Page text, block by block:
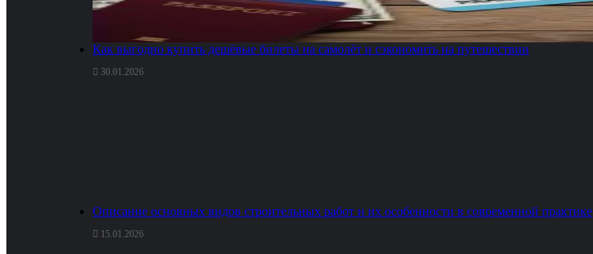
Как выгодно купить дешёвые билеты на самолёт и сэкономить на путешествии
30.01.2026
Описание основных видов строительных работ и их особенности в современной практике
15.01.2026